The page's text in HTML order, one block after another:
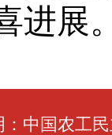
进展
：中国农工